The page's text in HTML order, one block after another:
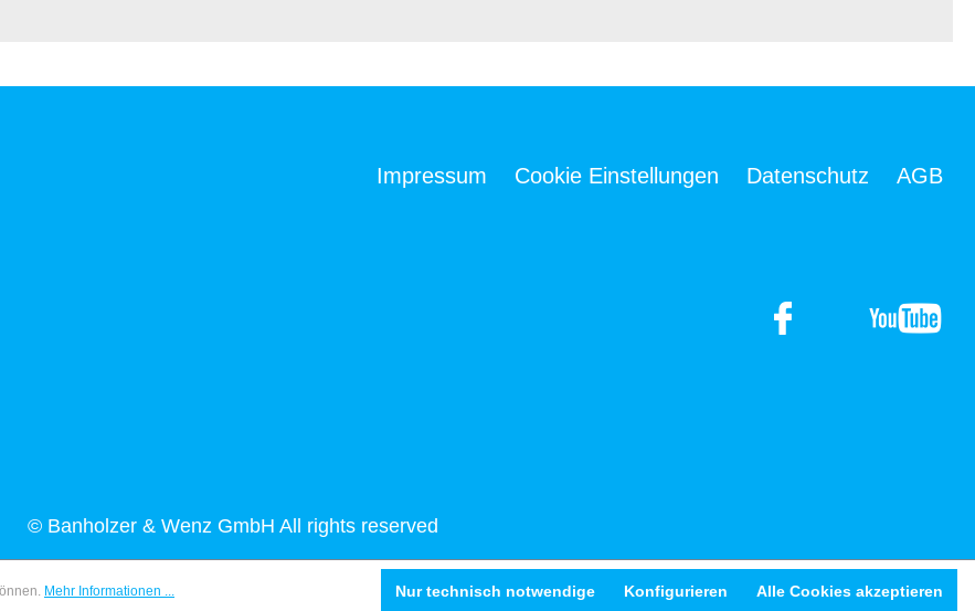
Impressum Cookie Einstellungen Datenschutz AGB
© Banholzer & Wenz GmbH All rights reserved
Mehr Informationen ... Nur technisch notwendige Konfigurieren Alle Cookies akzeptieren